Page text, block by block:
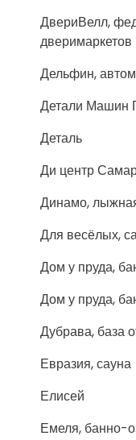
ДвериВелл,
дверимаркетов
Дельфин,
Детали Машин
Деталь
Ди центр
Динамо,
Для весёлых,
Дом у пруда,
Дом у пруда,
Дубрава, база
Евразия, сауна
Елисей
Емеля, банно-